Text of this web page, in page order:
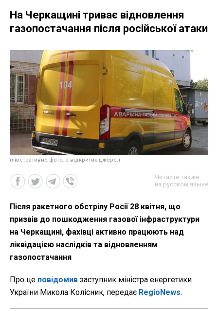
На Черкащині триває відновлення
газопостачання після російської атаки
ілюстративне фото: з відкритих джерел
Читайте также
на русском языке
Після ракетного обстрілу Росії 28 квітня, що
призвів до пошкодження газової інфраструктури
на Черкащині, фахівці активно працюють над
ліквідацією наслідків та відновленням
газопостачання
Про це повідомив заступник міністра енергетики
України Микола Колісник, передає RegioNews.